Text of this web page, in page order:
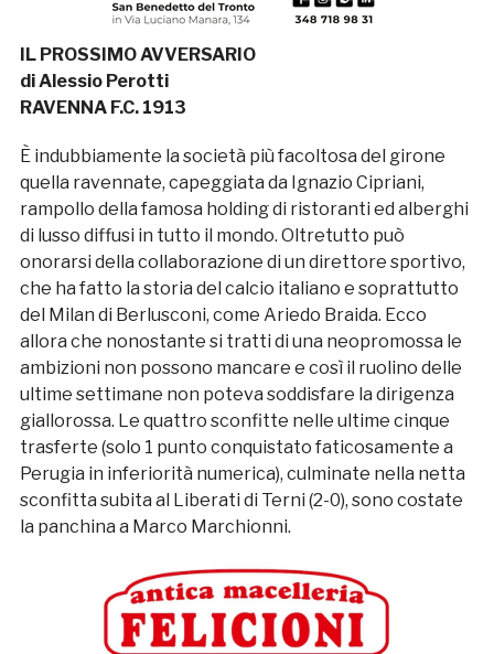
IL PROSSIMO AVVERSARIO
di Alessio Perotti
RAVENNA F.C. 1913
È indubbiamente la società più facoltosa del girone
quella ravennate, capeggiata da Ignazio Cipriani,
rampollo della famosa holding di ristoranti ed alberghi
di lusso diffusi in tutto il mondo. Oltretutto può
onorarsi della collaborazione di un direttore sportivo,
che ha fatto la storia del calcio italiano e soprattutto
del Milan di Berlusconi, come Ariedo Braida. Ecco
allora che nonostante si tratti di una neopromossa le
ambizioni non possono mancare e così il ruolino delle
ultime settimane non poteva soddisfare la dirigenza
giallorossa. Le quattro sconfitte nelle ultime cinque
trasferte (solo 1 punto conquistato faticosamente a
Perugia in inferiorità numerica), culminate nella netta
sconfitta subita al Liberati di Terni (2-0), sono costate
la panchina a Marco Marchionni.